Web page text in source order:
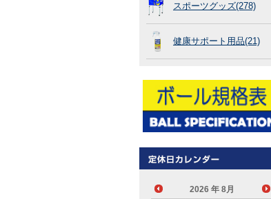
スポーツグッズ(278)
健康サポート用品(21)
2026 年 8月